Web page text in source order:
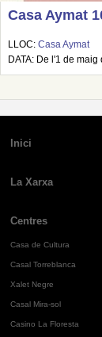
Casa Aymat
LLOC: Casa Aymat
DATA: De l'1 de
Inici
La Xarxa
Centres
Casa de Cultura
Casal Torreblanca
Xalet Negre
Casal Mira-sol
Casino La Floresta